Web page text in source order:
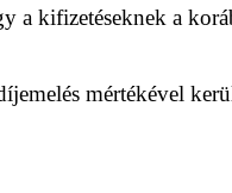
a kifizetéseknek a
mértékével